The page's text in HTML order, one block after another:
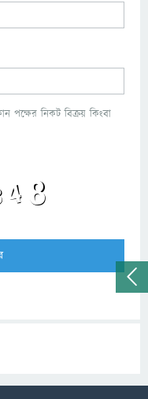
পক্ষের নিকট বিক্রয় কিংবা